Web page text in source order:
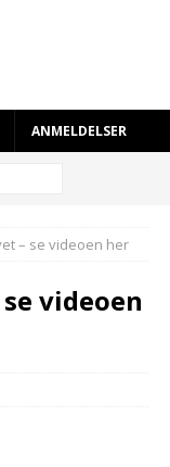
ANMELDELSER
– se videoen her
videoen